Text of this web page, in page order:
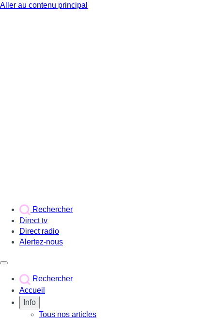
Aller au contenu principal
Rechercher
Direct tv
Direct radio
Alertez-nous
Rechercher
Accueil
Info
Tous nos articles